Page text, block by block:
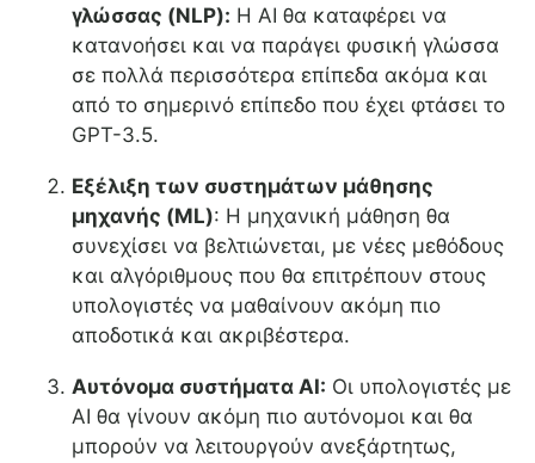
γλώσσας (NLP): Η AI θα καταφέρει να
κατανοήσει και να παράγει φυσική γλώσσα
σε πολλά περισσότερα επίπεδα ακόμα και
από το σημερινό επίπεδο που έχει φτάσει το
GPT-3.5.
Εξέλιξη των συστημάτων μάθησης
μηχανής (ML): Η μηχανική μάθηση θα
συνεχίσει να βελτιώνεται, με νέες μεθόδους
και αλγόριθμους που θα επιτρέπουν στους
υπολογιστές να μαθαίνουν ακόμη πιο
αποδοτικά και ακριβέστερα.
Αυτόνομα συστήματα AI: Οι υπολογιστές με
AI θα γίνουν ακόμη πιο αυτόνομοι και θα
μπορούν να λειτουργούν ανεξάρτητως,